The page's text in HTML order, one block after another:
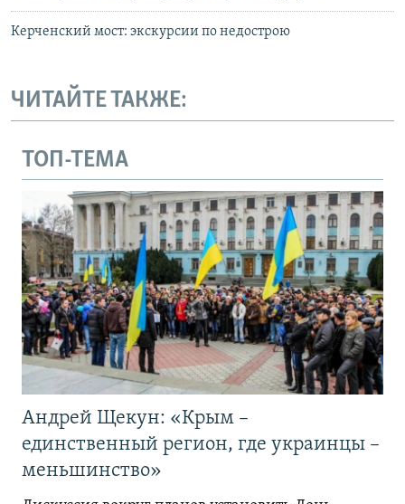
Керченский мост: экскурсии по недострою
ЧИТАЙТЕ ТАКЖЕ:
ТОП-ТЕМА
Андрей Щекун: «Крым –
единственный регион, где украинцы –
меньшинство»